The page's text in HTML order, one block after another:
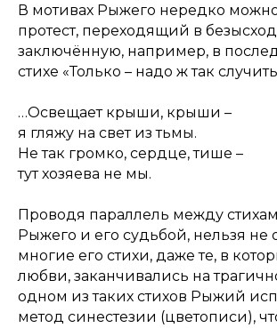
В мотивах Рыжего нередко
протест, переходящий в
заключённую, например, в
стихе «Только – надо ж так
…Освещает крыши, крыши –
я гляжу на свет из тьмы.
Не так громко, сердце, тише –
тут хозяева не мы.
Проводя параллель между
Рыжего и его судьбой, нельзя не
многие его стихи, даже те, в
любви, заканчивались на
одном из таких стихов Рыжий
метод синестезии (цветописи),